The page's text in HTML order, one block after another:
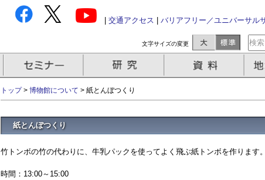
交通アクセス バリアフリー／ユニバーサル
文字サイズの変更
トップ> 博物館について > 紙とんぼつくり
紙とんぼつくり
竹トンボの竹の代わりに、牛乳パックを使ってよく飛ぶ紙トンボを作ります。
時間：13:00～15:00